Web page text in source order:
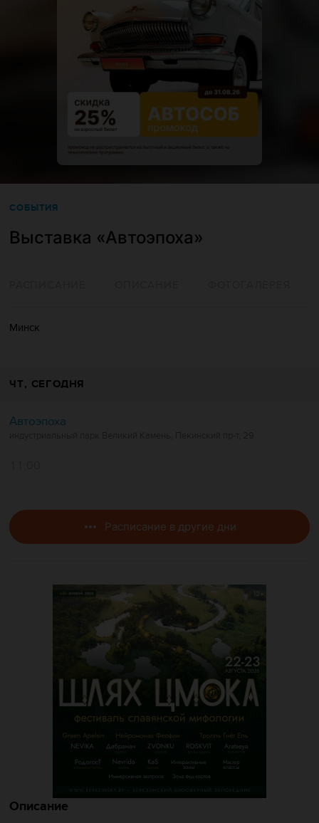
СОБЫТИЯ
Выставка «Автоэпоха»
Минск
ЧТ, СЕГОДНЯ
Автоэпоха
Расписание в другие дни
Описание